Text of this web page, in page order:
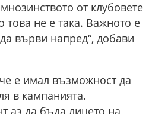
от клубовете
това не е така. Важното е
върви напред“, добави
е имал възможност да
в кампанията.
аз да бъда лицето на